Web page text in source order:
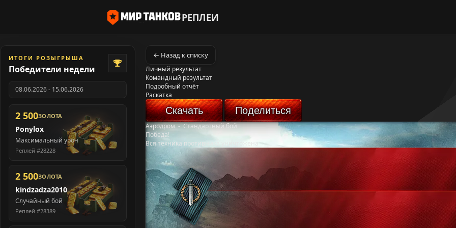
РЕПЛЕИ
ИТОГИ РОЗЫГРЫША
Победители недели
08.06.2026 - 15.06.2026
2 500ЗОЛОТА
Ponylox
Максимальный урон
Реплей #28228
2 500ЗОЛОТА
kindzadza2010
Случайный бой
Реплей #28389
← Назад к списку
Личный результат
Командный результат
Подробный отчёт
Раскатка
Скачать Поделиться
Аэродром-Стандартный бой
Победа!
Вся техника противника уничтожена